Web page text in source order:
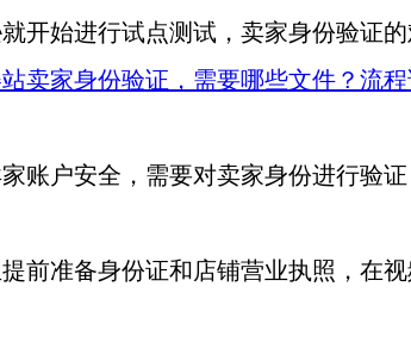
开始进行试点测试，卖家身份验证
站卖家身份验证，需要哪些文件？流
账户安全，需要对卖家身份进行验
前准备身份证和店铺营业执照，在